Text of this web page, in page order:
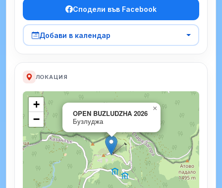
Сподели във Facebook
Добави в календар
ЛОКАЦИЯ
OPEN BUZLUDZHA 2026
Бузлуджа
×
+
−